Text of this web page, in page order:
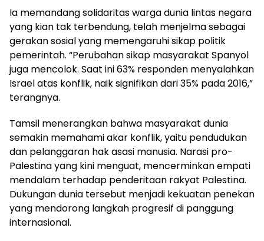
Ia memandang solidaritas warga dunia lintas negara
yang kian tak terbendung, telah menjelma sebagai
gerakan sosial yang memengaruhi sikap politik
pemerintah. “Perubahan sikap masyarakat Spanyol
juga mencolok. Saat ini 63% responden menyalahkan
Israel atas konflik, naik signifikan dari 35% pada 2016,”
terangnya.
Tamsil menerangkan bahwa masyarakat dunia
semakin memahami akar konflik, yaitu pendudukan
dan pelanggaran hak asasi manusia. Narasi pro-
Palestina yang kini menguat, mencerminkan empati
mendalam terhadap penderitaan rakyat Palestina.
Dukungan dunia tersebut menjadi kekuatan penekan
yang mendorong langkah progresif di panggung
internasional.